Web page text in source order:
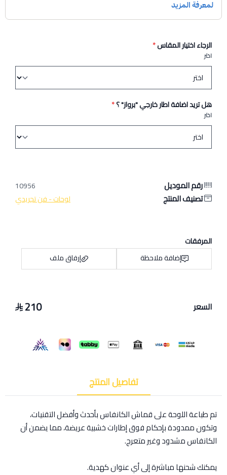
الرجاء اختيار المقاس*
اختر
هل تريد اضافة اطار خارجي "برواز" ؟*
اختر
رقم الموديل 10956
تصنيف المنتج لوحات - فن تجريدي
المرفقات
إضافة ملاحظة
إرفاق ملف
السعر 210
تفاصيل المنتج
تم طباعة اللوحة على قماش الكانفاس بأحدث وأفضل التقنيات،
وتكون ممدودة بإحكام فوق إطارات خشبية عريضة، مما يضمن أن
الكانفاس مشدود وغير متعرج.
يمكنك شحنها مباشرة إلى أي عنوان كهدية.